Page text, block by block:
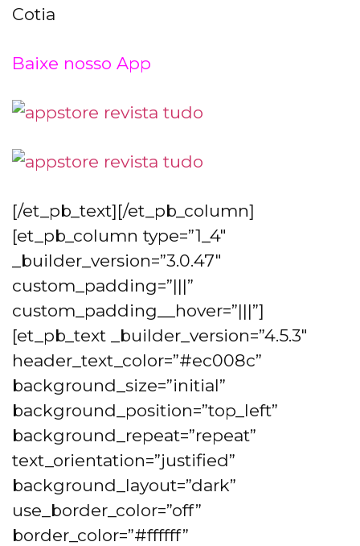
Cotia
Baixe nosso App
[/et_pb_text][/et_pb_column]
[et_pb_column type=”1_4″
_builder_version=”3.0.47″
custom_padding=”|||”
custom_padding__hover=”|||”]
[et_pb_text _builder_version=”4.5.3″
header_text_color=”#ec008c”
background_size=”initial”
background_position=”top_left”
background_repeat=”repeat”
text_orientation=”justified”
background_layout=”dark”
use_border_color=”off”
border_color=”#ffffff”